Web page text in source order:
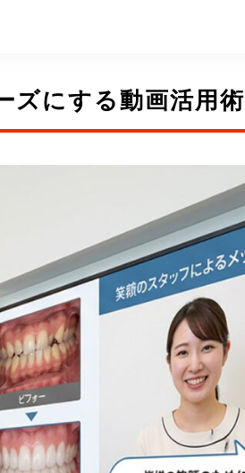
ズにする動画活用術